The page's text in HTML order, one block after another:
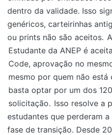
dentro da validade. Isso
genéricos, carteirinhas
ou prints não são aceitos.
Estudante da ANEP é
Code, aprovação no
mesmo por quem não
basta optar por um dos
solicitação. Isso resolve a
estudantes que perderam
fase de transição. Desde